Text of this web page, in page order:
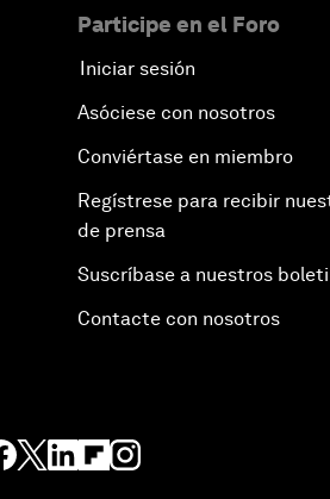
Participe en el Foro
Iniciar sesión
Asóciese con nosotros
Conviértase en miembro
Regístrese para recibir
de prensa
Suscríbase a nuestros
Contacte con nosotros